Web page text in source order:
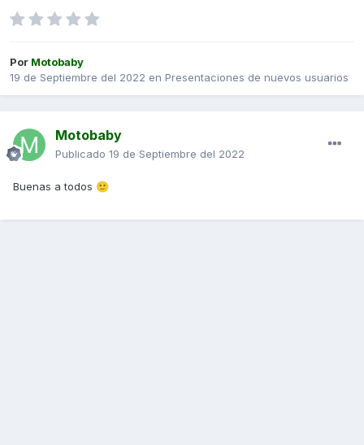
Por Motobaby
19 de Septiembre del 2022 en Presentaciones de nuevos usuarios
Motobaby
Publicado 19 de Septiembre del 2022
Buenas a todos 🙂